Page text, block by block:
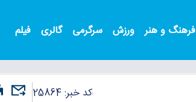
فرهنگ و هنر ورزش سرگرمی گالری فیلم
کد خبر:25864